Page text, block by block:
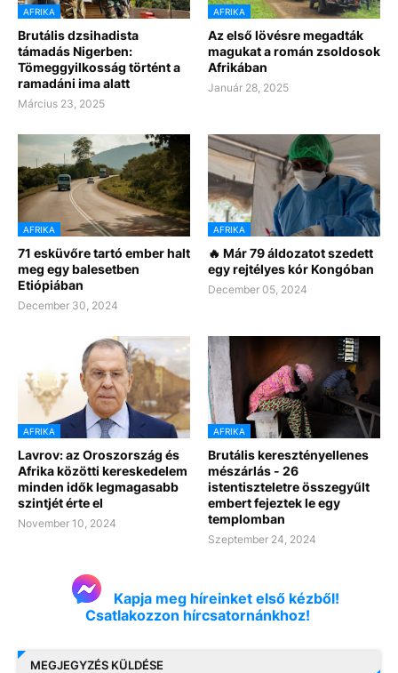
AFRIKA
Brutális dzsihadista
támadás Nigerben:
Tömeggyilkosság történt a
ramadáni ima alatt
Március 23, 2025
AFRIKA
Az első lövésre megadták
magukat a román zsoldosok
Afrikában
Január 28, 2025
AFRIKA
71 esküvőre tartó ember halt
meg egy balesetben
Etiópiában
December 30, 2024
AFRIKA
🔥 Már 79 áldozatot szedett
egy rejtélyes kór Kongóban
December 05, 2024
AFRIKA
Lavrov: az Oroszország és
Afrika közötti kereskedelem
minden idők legmagasabb
szintjét érte el
November 10, 2024
AFRIKA
Brutális keresztényellenes
mészárlás - 26
istentiszteletre összegyűlt
embert fejeztek le egy
templomban
Szeptember 24, 2024
Kapja meg híreinket első kézből!
Csatlakozzon hírcsatornánkhoz!
MEGJEGYZÉS KÜLDÉSE